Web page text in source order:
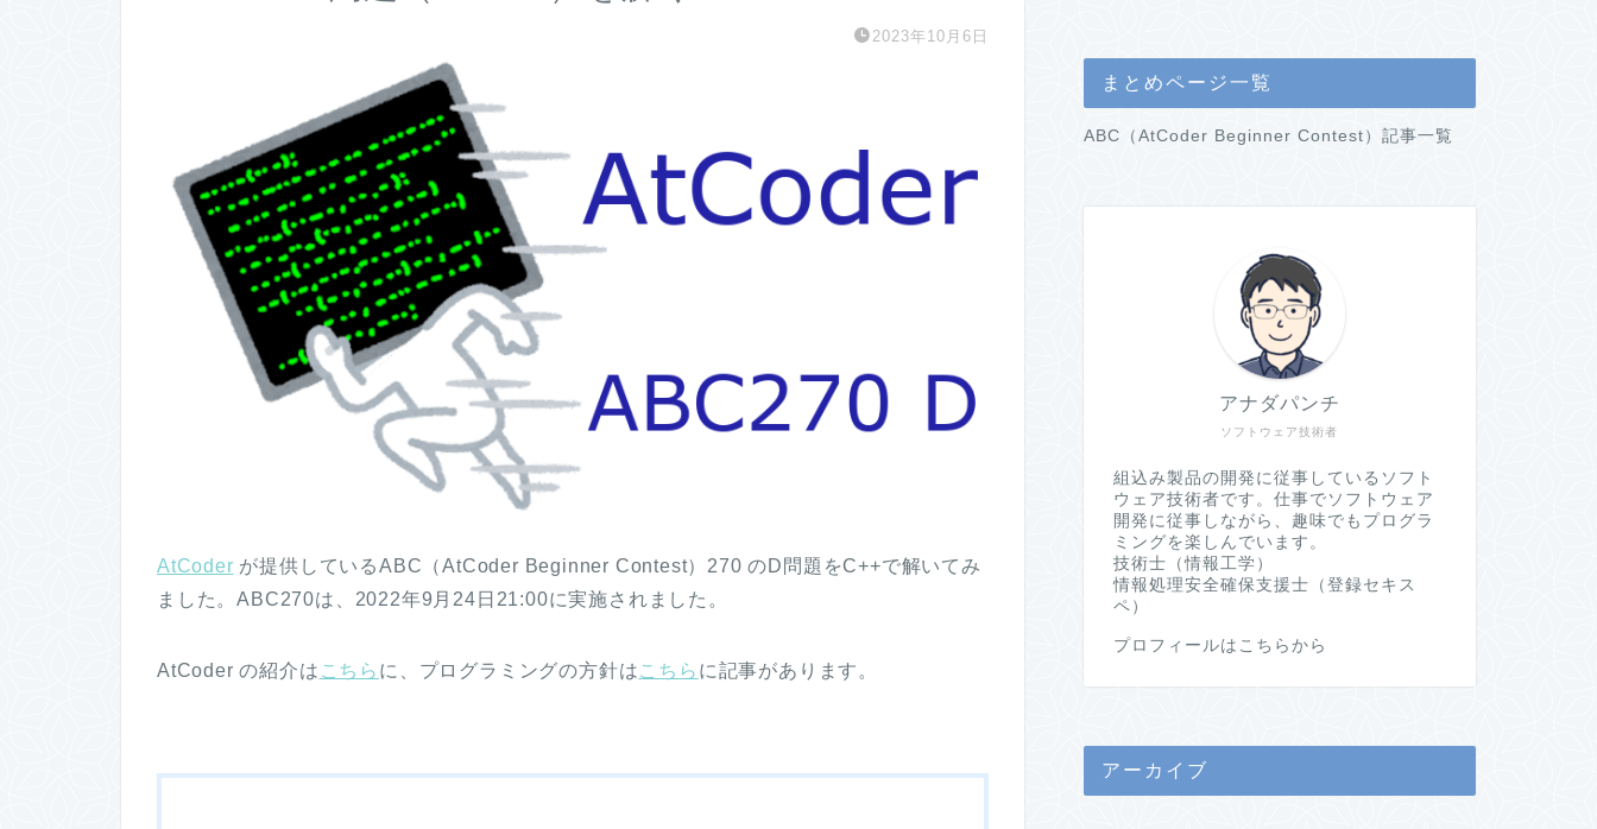
2023年10月6日
AtCoder が提供しているABC（AtCoder Beginner Contest）270 のD問題をC++で解いてみ
ました。ABC270は、2022年9月24日21:00に実施されました。
AtCoder の紹介は こちら に、プログラミングの方針はこちら に記事があります。
まとめページ一覧
ABC（AtCoder Beginner Contest）記事一覧
ソフトウェア技術者
アナダパンチ
組込み製品の開発に従事しているソフト
ウェア技術者です。仕事でソフトウェア
開発に従事しながら、趣味でもプログラ
ミングを楽しんでいます。
技術士（情報工学）
情報処理安全確保支援士（登録セキス
ペ）
プロフィールはこちらから
アーカイブ